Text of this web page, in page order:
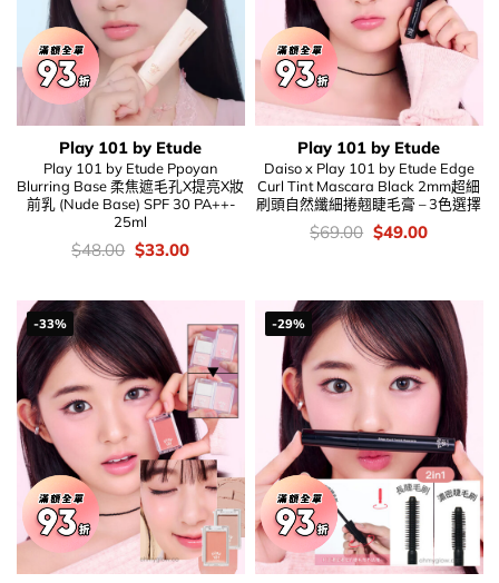
Play 101 by Etude
Play 101 by Etude Ppoyan
Blurring Base 柔焦遮毛孔X提亮X妝
前乳 (Nude Base) SPF 30 PA++-
25ml
價
$48.00 Original
$48.00.
$33.00Current
Play 101 by Etude
Daiso x Play 101 by Etude Edge
Curl Tint Mascara Black 2mm超細
刷頭自然纖細捲翹睫毛膏 – 3色選擇
價
$69.00 Original
$49.00Current
-33% -29%